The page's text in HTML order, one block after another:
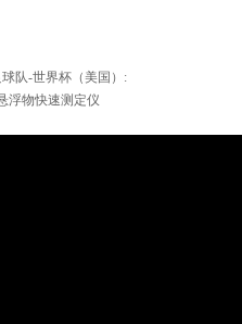
队-世界杯（美国）:
浮物快速测定仪